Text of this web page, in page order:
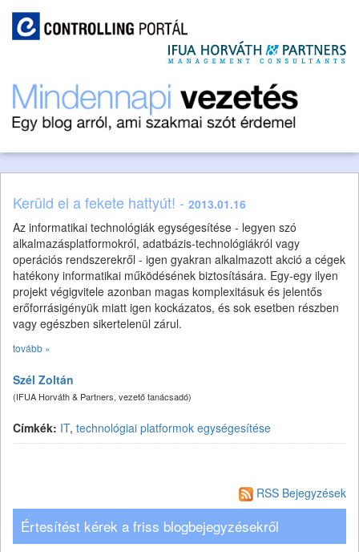
Kerüld el a fekete hattyút! - 2013.01.16
Az informatikai technológiák egységesítése - legyen szó
alkalmazásplatformokról, adatbázis-technológiákról vagy
operációs rendszerekről - igen gyakran alkalmazott akció a cégek
hatékony informatikai működésének biztosítására. Egy-egy ilyen
projekt végigvitele azonban magas komplexitásuk és jelentős
erőforrásigényük miatt igen kockázatos, és sok esetben részben
vagy egészben sikertelenül zárul.
tovább »
Szél Zoltán
(IFUA Horváth & Partners, vezető tanácsadó)
Címkék: IT, technológiai platformok egységesítése
RSS Bejegyzések
Értesítést kérek a friss blogbejegyzésekről